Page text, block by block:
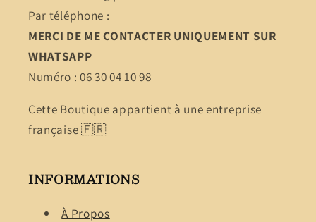
Par téléphone :
MERCI DE ME CONTACTER UNIQUEMENT SUR
WHATSAPP
Numéro : 06 30 04 10 98
Cette Boutique appartient à une entreprise
française 🇫🇷
INFORMATIONS
À Propos